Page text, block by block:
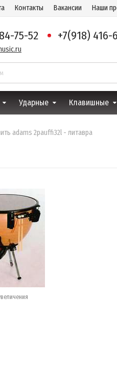
Контакты Вакансии Наши
75-52 +7(918) 416-
Ударные Клавишные
adams 2pauffi32l - литавра